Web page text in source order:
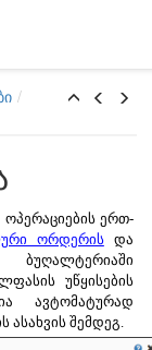
ერთ-
ორდერის
და
ბუღალტერიაში
უწყისების
ავტომატურად
ასახვის შემდეგ.